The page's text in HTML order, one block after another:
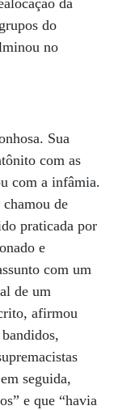
da
do
no
Sua
com as
com a infâmia.
de
praticada por
e
com um
de um
afirmou
seguida,
e que “havia